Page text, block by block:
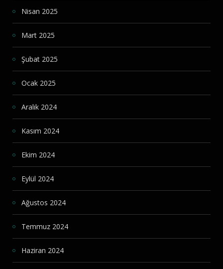
Nisan 2025
Mart 2025
Şubat 2025
Ocak 2025
Aralık 2024
Kasım 2024
Ekim 2024
Eylül 2024
Ağustos 2024
Temmuz 2024
Haziran 2024